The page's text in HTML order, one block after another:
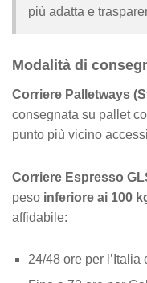
più adatta e
Modalità di
Corriere Palletways
consegnata su pallet
punto più vicino
Corriere Espresso
peso inferiore ai 100
affidabile:
24/48 ore per l’Italia